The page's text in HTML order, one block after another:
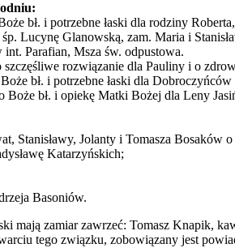
bł. i potrzebne łaski dla rodziny
Lucynę Glanowską, zam. Maria i
Parafian, Msza św. odpustowa.
rozwiązanie dla Pauliny i o
bł. i potrzebne łaski dla Dobroczyńców
bł. i opiekę Matki Bożej dla Leny
Stanisławy, Jolanty i Tomasza Bosaków
Katarzyńskich;
Basoniów.
mają zamiar zawrzeć: Tomasz Knapik,
tego związku, zobowiązany jest